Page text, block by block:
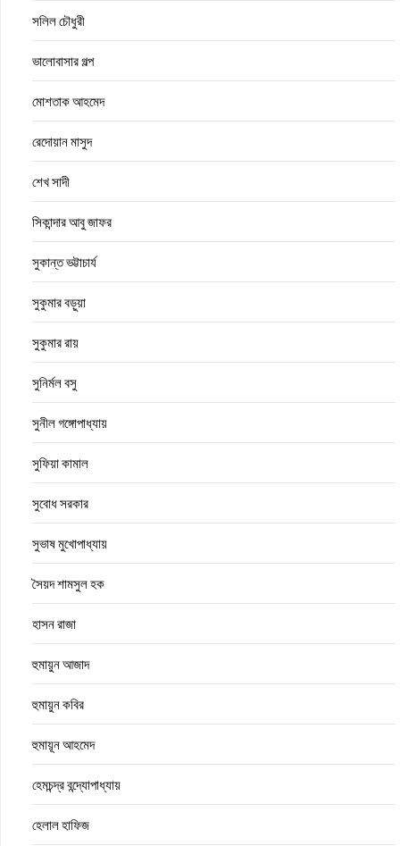
সলিল চৌধুরী
ভালোবাসার গল্প
মোশতাক আহমেদ
রেদোয়ান মাসুদ
শেখ সাদী
সিকান্দার আবু জাফর
সুকান্ত ভট্টাচার্য
সুকুমার বড়ুয়া
সুকুমার রায়
সুনির্মল বসু
সুনীল গঙ্গোপাধ্যায়
সুফিয়া কামাল
সুবোধ সরকার
সুভাষ মুখোপাধ্যায়
সৈয়দ শামসুল হক
হাসন রাজা
হুমায়ুন আজাদ
হুমায়ুন কবির
হুমায়ূন আহমেদ
হেমচন্দ্র বন্দ্যোপাধ্যায়
হেলাল হাফিজ